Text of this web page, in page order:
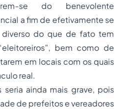
se do benevolente
a fim de efetivamente se
do que de fato tem
bem como de
em locais com os quais
real.
ainda mais grave, pois
de prefeitos e vereadores